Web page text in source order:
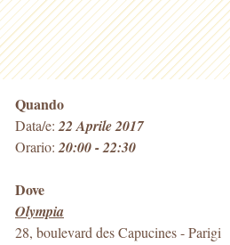
Quando
Data/e: 22 Aprile 2017
Orario: 20:00 - 22:30
Dove
Olympia
28, boulevard des Capucines-Parigi